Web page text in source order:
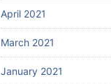
April 2021
March 2021
January 2021